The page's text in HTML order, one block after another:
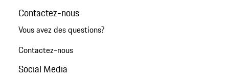
Contactez-nous
Vous avez des questions?
Contactez-nous
Social Media